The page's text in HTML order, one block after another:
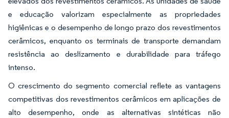
e educação valorizam especialmente as propriedades
higiênicas e o desempenho de longo prazo dos revestimentos
cerâmicos, enquanto os terminais de transporte demandam
resistência ao deslizamento e durabilidade para tráfego
intenso.
O crescimento do segmento comercial reflete as vantagens
competitivas dos revestimentos cerâmicos em aplicações de
alto desempenho, onde as alternativas sintéticas não